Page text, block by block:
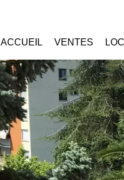
ACCUEIL VENTES